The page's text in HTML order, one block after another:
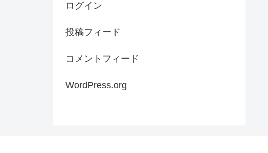
ログイン
投稿フィード
コメントフィード
WordPress.org